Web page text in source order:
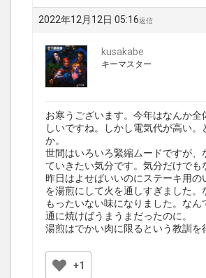
2022年12月12日 05:16返信
kusakabe
キーマスター
お寒うございます。今年はなんか全
しいですね。しかし電気代が高い。
か。
世間はいろいろ緊縮ムードですが、
ていきたい気分です。気分だけでも
昨日はよせばいいのにステーキ用の
を湯煎にして火を通しすぎました。
もったいない味になりました。なん
通に焼けばうまうまだったのに。
湯煎はでかい肉に限るという教訓を
+1